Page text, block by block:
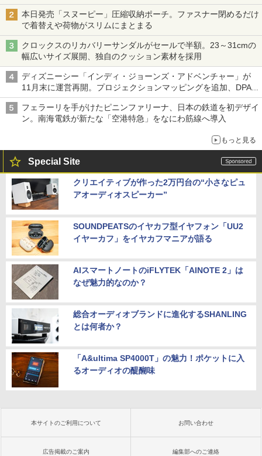
本日発売「スヌーピー」圧縮収納ポーチ。ファスナー閉めるだけ
で着替えや荷物がスリムにまとまる
クロックスのリカバリーサンダルがセールで半額。23～31cmの
幅広いサイズ展開、独自のクッション素材を採用
ディズニーシー「インディ・ジョーンズ・アドベンチャー」が
11月末に運営再開。プロジェクションマッピングを追加、DPA
は1500円
フェラーリを手がけたピニンファリーナ、日本の鉄道を初デザイ
ン。南海電鉄が新たな「空港特急」をなにわ筋線へ導入
もっと見る
Special Site
クリエイティブが作った2万円台の“小さなピュ
アオーディオスピーカー”
SOUNDPEATSのイヤカフ型イヤフォン「UU2
イヤーカフ」をイヤカフマニアが語る
AIスマートノートのiFLYTEK「AINOTE 2」は
なぜ魅力的なのか？
総合オーディオブランドに進化するSHANLING
とは何者か？
「A&ultima SP4000T」の魅力！ポケットに入
るオーディオの醍醐味
本サイトのご利用について お問い合わせ
広告掲載のご案内 編集部へのご連絡